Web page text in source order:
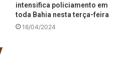
intensifica policiamento em
toda Bahia nesta terça-feira
16/04/2024